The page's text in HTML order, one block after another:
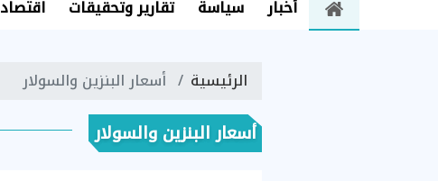
أخبار
سياسة تقارير وتحقيقات اقتصاد
الرئيسية أسعار البنزين والسولار
أسعار البنزين والسولار